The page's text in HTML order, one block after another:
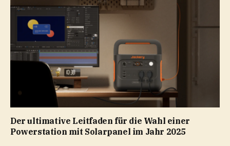
Der ultimative Leitfaden für die Wahl einer
Powerstation mit Solarpanel im Jahr 2025